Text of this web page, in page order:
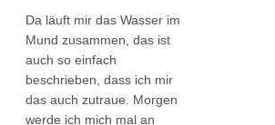
Da läuft mir das Wasser im
Mund zusammen, das ist
auch so einfach
beschrieben, dass ich mir
das auch zutraue. Morgen
werde ich mich mal an